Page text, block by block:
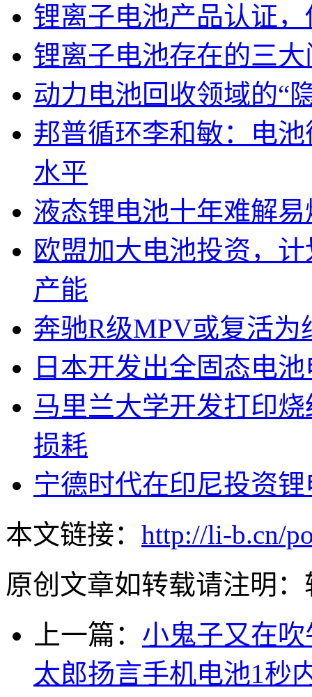
锂离子电池产品认证
锂离子电池存在的三大
动力电池回收领域的“
邦普循环李和敏：电
水平
液态锂电池十年难解
欧盟加大电池投资，
产能
奔驰R级MPV或复活为
日本开发出全固态电
马里兰大学开发打印
损耗
宁德时代在印尼投资
本文链接： http://li-b.cn/
原创文章如转载请注明：
上一篇： 小鬼子又在
太郎扬言手机电池1秒